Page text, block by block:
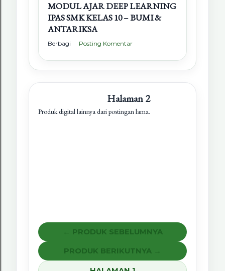
MODUL AJAR DEEP LEARNING
IPAS SMK KELAS 10 – BUMI &
ANTARIKSA
Berbagi Posting Komentar
Halaman 2
Produk digital lainnya dari postingan lama.
← PRODUK SEBELUMNYA
PRODUK BERIKUTNYA →